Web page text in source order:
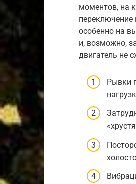
моментов, на
переключение
особенно на
и, возможно,
двигатель не
Рывки